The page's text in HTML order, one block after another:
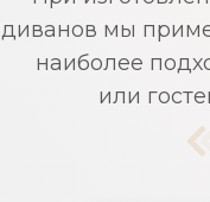
диванов мы
наиболее
или